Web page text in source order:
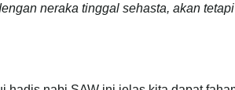
neraka tinggal sehasta, akan